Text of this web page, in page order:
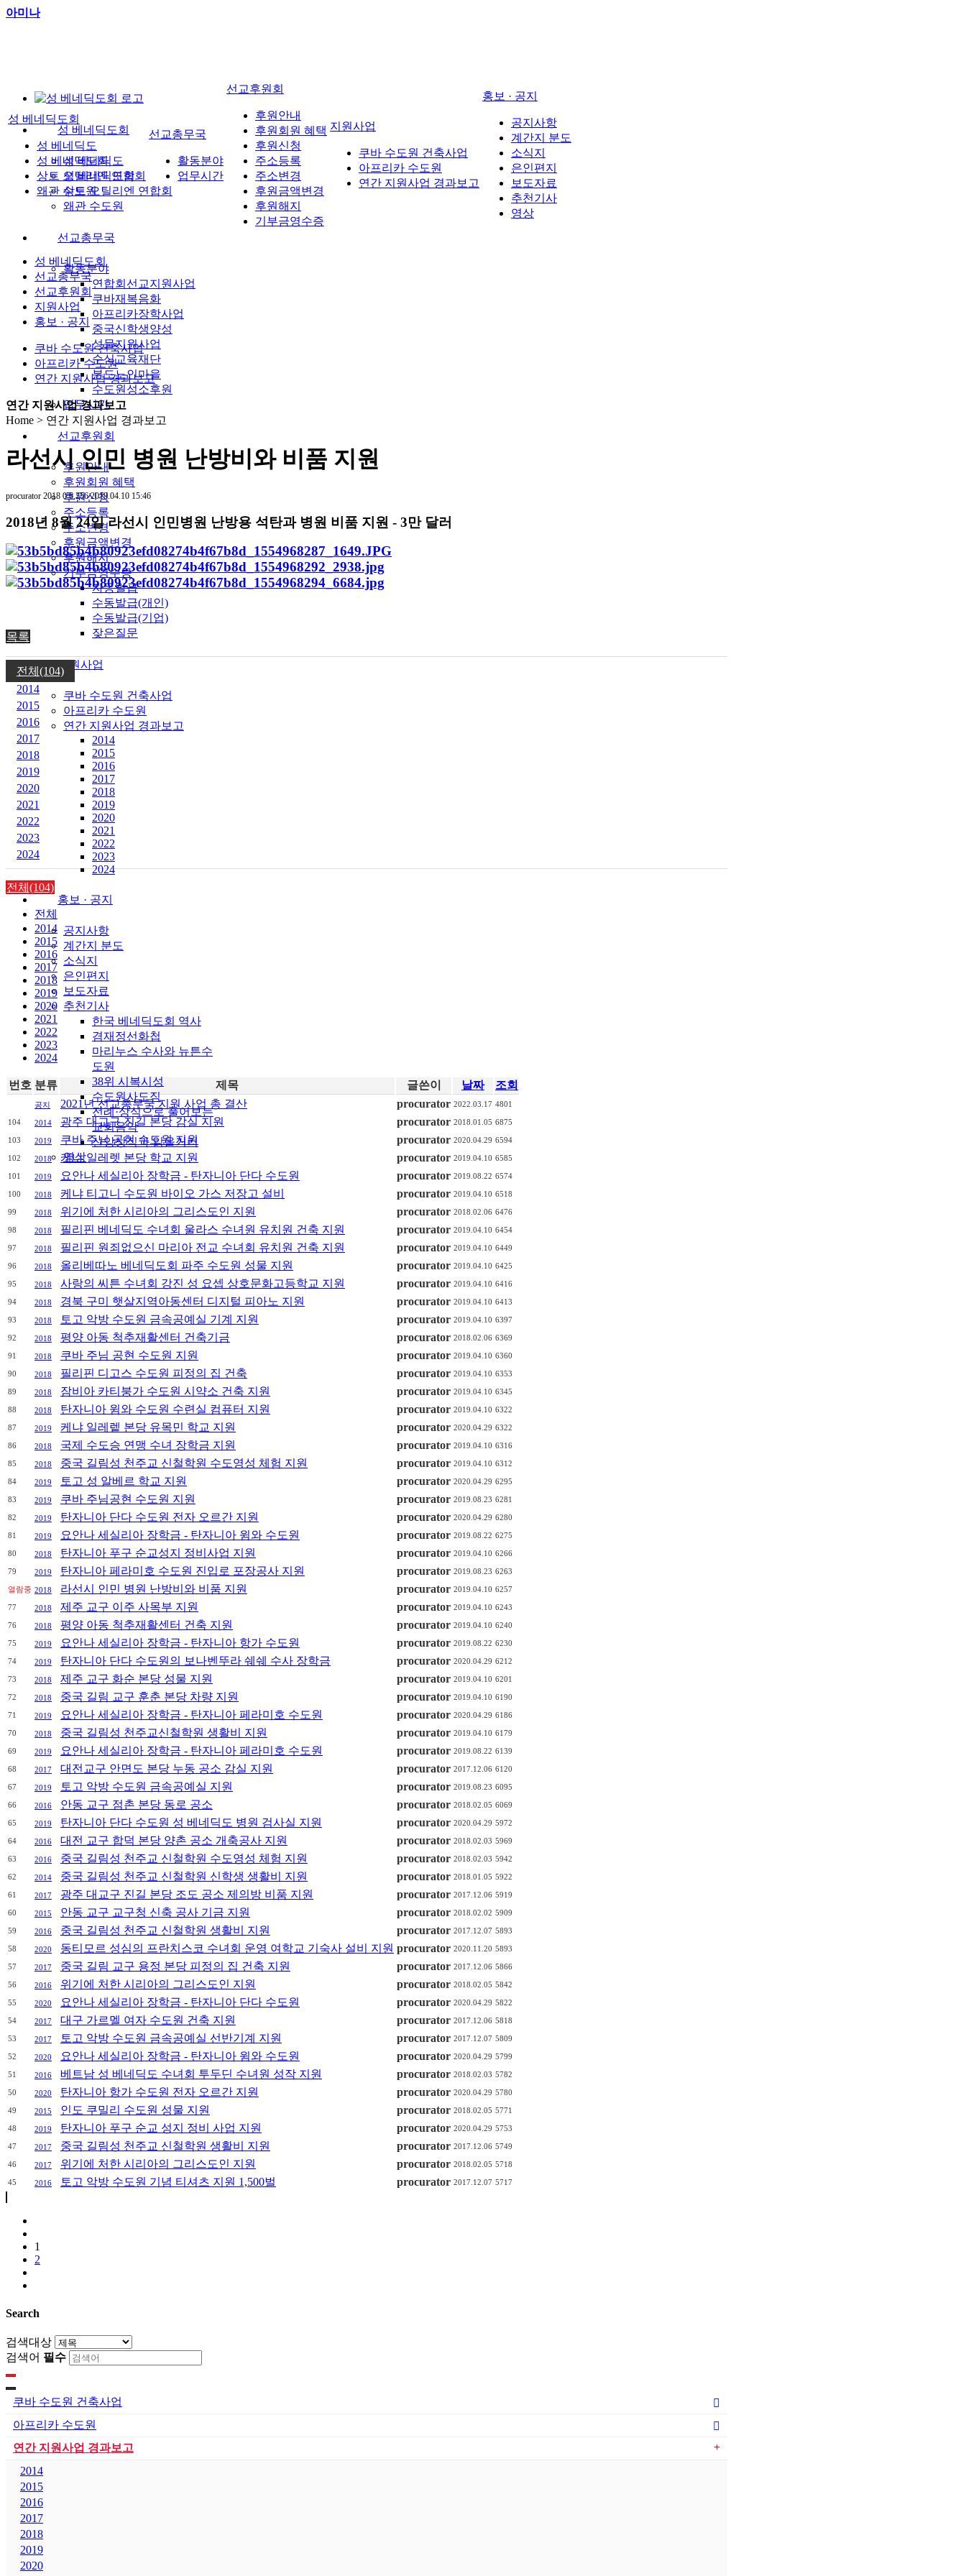
아미나
성 베네딕도회
성 베네딕도
성 베네딕도회
상트 오틸리엔 연합회
왜관 수도원
선교총무국
활동분야
연합회선교지원사업
쿠바재복음화
아프리카장학사업
중국신학생양성
성물지원사업
순심교육재단
분도노인마을
수도원성소후원
업무시간
선교후원회
후원안내
후원회원 혜택
후원신청
주소등록
주소변경
후원금액변경
후원해지
기부금영수증
자동발급
수동발급(개인)
수동발급(기업)
잦은질문
지원사업
쿠바 수도원 건축사업
아프리카 수도원
연간 지원사업 경과보고
2014
2015
2016
2017
2018
2019
2020
2021
2022
2023
2024
홍보 · 공지
공지사항
계간지 분도
소식지
은인편지
보도자료
추천기사
한국 베네딕도회 역사
겸재정선화첩
마리누스 수사와 뉴튼수
도원
38위 시복시성
수도원사도직
전례·상식으로 풀어보는
교회음악
신앙상식과 읽을거리
영상
성 베네딕도회
성 베네딕도
성 베네딕도회
상트 오틸리엔 연합회
왜관 수도원
선교총무국
활동분야
업무시간
선교후원회
후원안내
후원회원 혜택
후원신청
주소등록
주소변경
후원금액변경
후원해지
기부금영수증
지원사업
쿠바 수도원 건축사업
아프리카 수도원
연간 지원사업 경과보고
홍보 · 공지
공지사항
계간지 분도
소식지
은인편지
보도자료
추천기사
영상
성 베네딕도회
선교총무국
선교후원회
지원사업
홍보 · 공지
쿠바 수도원 건축사업
아프리카 수도원
연간 지원사업 경과보고
연간 지원사업 경과보고
Home > 연간 지원사업 경과보고
라선시 인민 병원 난방비와 비품 지원
procurator 2018 06,2562019.04.10 15:46
2018년 8월 24일 라선시 인민병원 난방용 석탄과 병원 비품 지원 - 3만 달러
목록
전체(104)
2014
2015
2016
2017
2018
2019
2020
2021
2022
2023
2024
전체(104)
전체
2014
2015
2016
2017
2018
2019
2020
2021
2022
2023
2024
번호 분류 제목 글쓴이 날짜 조회
공지 2021년 선교총무국 지원 사업 총 결산 procurator 2022.03.17 4801
104 2014 광주 대교구 진길 본당 감실 지원 procurator 2018.01.05 6875
103 2019 쿠바 주님 공현 수도원 지원 procurator 2020.04.29 6594
102 2018 케냐 일레렛 본당 학교 지원 procurator 2019.04.10 6585
101 2019 요안나 세실리아 장학금 - 탄자니아 단다 수도원 procurator 2019.08.22 6574
100 2018 케냐 티고니 수도원 바이오 가스 저장고 설비 procurator 2019.04.10 6518
99 2018 위기에 처한 시리아의 그리스도인 지원 procurator 2018.02.06 6476
98 2018 필리핀 베네딕도 수녀회 울라스 수녀원 유치원 건축 지원 procurator 2019.04.10 6454
97 2018 필리핀 원죄없으신 마리아 전교 수녀회 유치원 건축 지원 procurator 2019.04.10 6449
96 2018 올리베따노 베네딕도회 파주 수도원 성물 지원 procurator 2019.04.10 6425
95 2018 사랑의 씨튼 수녀회 강진 성 요셉 상호문화고등학교 지원 procurator 2019.04.10 6416
94 2018 경북 구미 햇살지역아동센터 디지털 피아노 지원 procurator 2019.04.10 6413
93 2018 토고 악방 수도원 금속공예실 기계 지원 procurator 2019.04.10 6397
92 2018 평양 아동 척추재활센터 건축기금 procurator 2018.02.06 6369
91 2018 쿠바 주님 공현 수도원 지원 procurator 2019.04.10 6360
90 2018 필리핀 디고스 수도원 피정의 집 건축 procurator 2019.04.10 6353
89 2018 잠비아 카티붕가 수도원 시약소 건축 지원 procurator 2019.04.10 6345
88 2018 탄자니아 윔와 수도원 수련실 컴퓨터 지원 procurator 2019.04.10 6322
87 2019 케냐 일레렡 본당 유목민 학교 지원 procurator 2020.04.29 6322
86 2018 국제 수도승 연맹 수녀 장학금 지원 procurator 2019.04.10 6316
85 2018 중국 길림성 천주교 신철학원 수도영성 체험 지원 procurator 2019.04.10 6312
84 2019 토고 성 알베르 학교 지원 procurator 2020.04.29 6295
83 2019 쿠바 주님공현 수도원 지원 procurator 2019.08.23 6281
82 2019 탄자니아 단다 수도원 전자 오르간 지원 procurator 2020.04.29 6280
81 2019 요안나 세실리아 장학금 - 탄자니아 윔와 수도원 procurator 2019.08.22 6275
80 2018 탄자니아 푸구 순교성지 정비사업 지원 procurator 2019.04.10 6266
79 2019 탄자니아 페라미호 수도원 진입로 포장공사 지원 procurator 2019.08.23 6263
열람중 2018 라선시 인민 병원 난방비와 비품 지원 procurator 2019.04.10 6257
77 2018 제주 교구 이주 사목부 지원 procurator 2019.04.10 6243
76 2018 평양 아동 척추재활센터 건축 지원 procurator 2019.04.10 6240
75 2019 요안나 세실리아 장학금 - 탄자니아 항가 수도원 procurator 2019.08.22 6230
74 2019 탄자니아 단다 수도원의 보나벤뚜라 쉐쉐 수사 장학금 procurator 2020.04.29 6212
73 2018 제주 교구 화순 본당 성물 지원 procurator 2019.04.10 6201
72 2018 중국 길림 교구 훈춘 본당 차량 지원 procurator 2019.04.10 6190
71 2019 요안나 세실리아 장학금 - 탄자니아 페라미호 수도원 procurator 2020.04.29 6186
70 2018 중국 길림성 천주교신철학원 생활비 지원 procurator 2019.04.10 6179
69 2019 요안나 세실리아 장학금 - 탄자니아 페라미호 수도원 procurator 2019.08.22 6139
68 2017 대전교구 안면도 본당 누동 공소 감실 지원 procurator 2017.12.06 6120
67 2019 토고 악방 수도원 금속공예실 지원 procurator 2019.08.23 6095
66 2016 안동 교구 점촌 본당 동로 공소 procurator 2018.02.05 6069
65 2019 탄자니아 단다 수도원 성 베네딕도 병원 검사실 지원 procurator 2020.04.29 5972
64 2016 대전 교구 합덕 본당 양촌 공소 개축공사 지원 procurator 2018.02.03 5969
63 2016 중국 길림성 천주교 신철학원 수도영성 체험 지원 procurator 2018.02.03 5942
62 2014 중국 길림성 천주교 신철학원 신학생 생활비 지원 procurator 2018.01.05 5922
61 2017 광주 대교구 진길 본당 조도 공소 제의방 비품 지원 procurator 2017.12.06 5919
60 2015 안동 교구 교구청 신축 공사 기금 지원 procurator 2018.02.02 5909
59 2016 중국 길림성 천주교 신철학원 생활비 지원 procurator 2017.12.07 5893
58 2020 동티모르 성심의 프란치스코 수녀회 운영 여학교 기숙사 설비 지원 procurator 2020.11.20 5893
57 2017 중국 길림 교구 용정 본당 피정의 집 건축 지원 procurator 2017.12.06 5866
56 2016 위기에 처한 시리아의 그리스도인 지원 procurator 2018.02.05 5842
55 2020 요안나 세실리아 장학금 - 탄자니아 단다 수도원 procurator 2020.04.29 5822
54 2017 대구 가르멜 여자 수도원 건축 지원 procurator 2017.12.06 5818
53 2017 토고 악방 수도원 금속공예실 선반기계 지원 procurator 2017.12.07 5809
52 2020 요안나 세실리아 장학금 - 탄자니아 윔와 수도원 procurator 2020.04.29 5799
51 2016 베트남 성 베네딕도 수녀회 투두딘 수녀원 성작 지원 procurator 2018.02.03 5782
50 2020 탄자니아 항가 수도원 전자 오르간 지원 procurator 2020.04.29 5780
49 2015 인도 쿠밀리 수도원 성물 지원 procurator 2018.02.05 5771
48 2019 탄자니아 푸구 순교 성지 정비 사업 지원 procurator 2020.04.29 5753
47 2017 중국 길림성 천주교 신철학원 생활비 지원 procurator 2017.12.06 5749
46 2017 위기에 처한 시리아의 그리스도인 지원 procurator 2018.02.05 5718
45 2016 토고 악방 수도원 기념 티셔츠 지원 1,500벌 procurator 2017.12.07 5717
1
2
Search
검색대상
검색어 필수
쿠바 수도원 건축사업
아프리카 수도원
연간 지원사업 경과보고
2014
2015
2016
2017
2018
2019
2020